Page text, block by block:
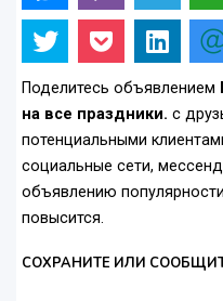
Поделитесь объявлением
на все праздники. с
потенциальными
социальные сети,
объявлению
повысится.
СОХРАНИТЕ ИЛИ